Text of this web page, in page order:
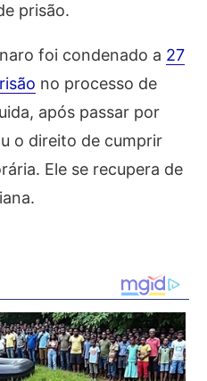
prisão.
foi condenado a 27
no processo de
após passar por
o direito de cumprir
Ele se recupera de